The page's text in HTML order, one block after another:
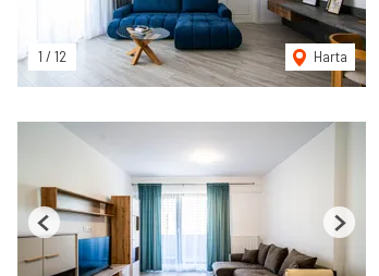
1 / 12 Harta
Previous Next